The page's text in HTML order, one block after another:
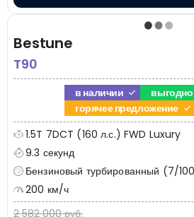
Bestune
T90
в наличии
выгодно
горячее предложение
1.5T 7DCT (160 л.с.) FWD Luxury
9.3 секунд
Бензиновый турбированный (7/
200 км/ч
2 582 000 руб.